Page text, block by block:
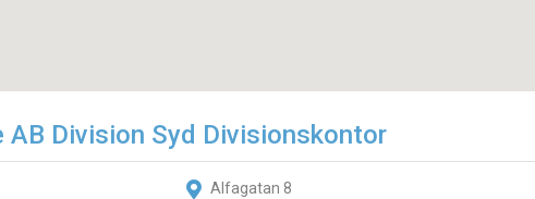
AB Division Syd Divisionskontor
Alfagatan 8